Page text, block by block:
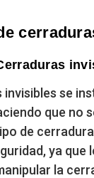
invisibles se
que no
de
ya que
la